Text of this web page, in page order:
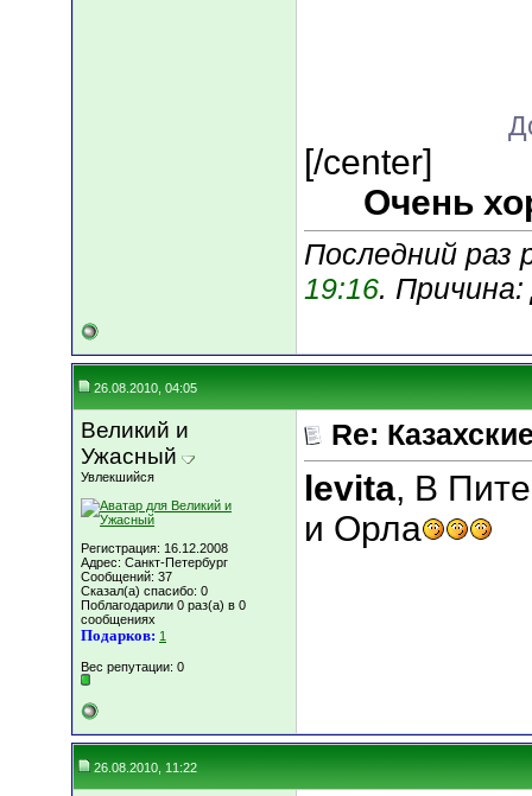
[/center]
Очень
Последний раз
19:16.
26.08.2010, 04:05
Великий и
Ужасный
Увлекшийся
Регистрация: 16.12.2008
Адрес: Санкт-Петербург
Сообщений: 37
Сказал(а) спасибо: 0
Поблагодарили 0 раз(а) в 0
сообщениях
Подарков: 1
Вес репутации: 0
Re:
levita, В
и Орла
26.08.2010, 11:22